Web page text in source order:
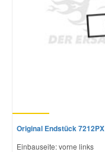
Original Endstück 7212PX
Einbauseite: vorne links